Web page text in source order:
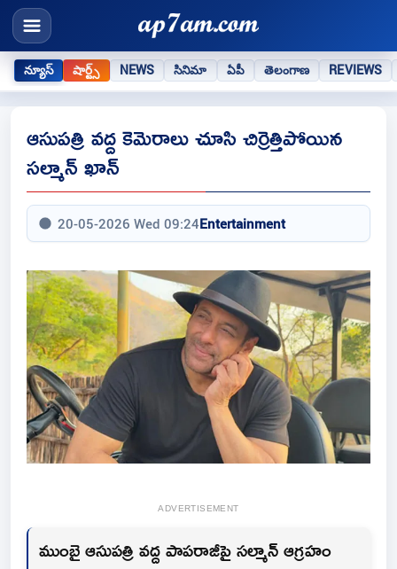
న్యూస్ షార్ట్స్ NEWS సినిమా ఏపీ తెలంగాణ REVIEWS
ఆసుపత్రి వద్ద కెమెరాలు చూసి చిర్రెత్తిపోయిన
సల్మాన్ ఖాన్
20-05-2026 Wed 09:24Entertainment
ADVERTISEMENT
ముంబై ఆసుపత్రి వద్ద పాపరాజీపై సల్మాన్ ఆగ్రహం